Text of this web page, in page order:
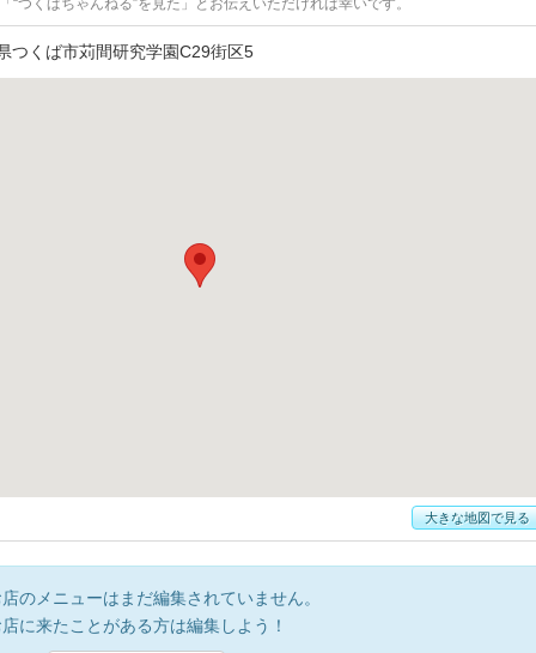
つくば市苅間研究学園C29街区5
大きな地図で見る
のメニューはまだ編集されていません。
店に来たことがある方は編集しよう！